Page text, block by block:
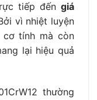
tiếp đến giá
vì nhiệt luyện
cơ tính mà còn
lại hiệu quả
thường